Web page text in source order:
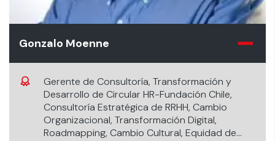
Gonzalo Moenne
Gerente de Consultoría, Transformación y
Desarrollo de Circular HR-Fundación Chile,
Consultoría Estratégica de RRHH, Cambio
Organizacional, Transformación Digital,
Roadmapping, Cambio Cultural, Equidad de